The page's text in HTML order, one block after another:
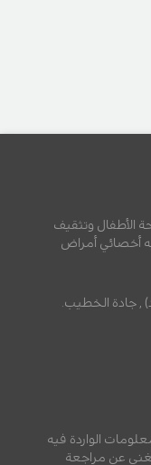
الأطفال وتثقيف
أخصائي أمراض
, جادة الخطيب.
الواردة فيه
عن مراجعة